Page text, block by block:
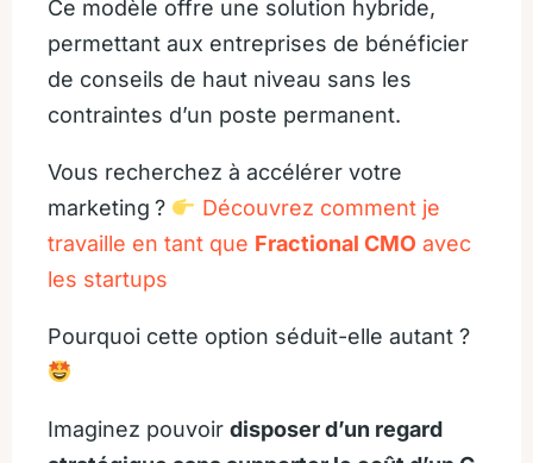
Ce modèle offre une solution hybride,
permettant aux entreprises de bénéficier
de conseils de haut niveau sans les
contraintes d’un poste permanent.
Vous recherchez à accélérer votre
marketing ?
Découvrez comment je
travaille en tant que Fractional CMO avec
les startups
Pourquoi cette option séduit-elle autant ?
Imaginez pouvoir disposer d’un regard